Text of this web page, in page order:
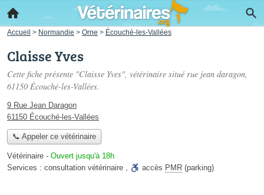
Accueil > Normandie > Orne > Écouché-les-Vallées
Claisse Yves
Cette fiche présente "Claisse Yves", vétérinaire situé rue jean daragon,
61150 Écouché-les-Vallées.
9 Rue Jean Daragon
61150 Écouché-les-Vallées
📞 Appeler ce vétérinaire
Vétérinaire - Ouvert jusqu'à 18h
Services : consultation vétérinaire , accès PMR (parking)